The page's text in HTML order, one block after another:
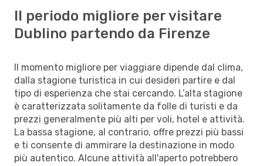
Il periodo migliore per visitare
Dublino partendo da Firenze
Il momento migliore per viaggiare dipende dal clima,
dalla stagione turistica in cui desideri partire e dal
tipo di esperienza che stai cercando. L’alta stagione
è caratterizzata solitamente da folle di turisti e da
prezzi generalmente più alti per voli, hotel e attività.
La bassa stagione, al contrario, offre prezzi più bassi
e ti consente di ammirare la destinazione in modo
più autentico. Alcune attività all'aperto potrebbero